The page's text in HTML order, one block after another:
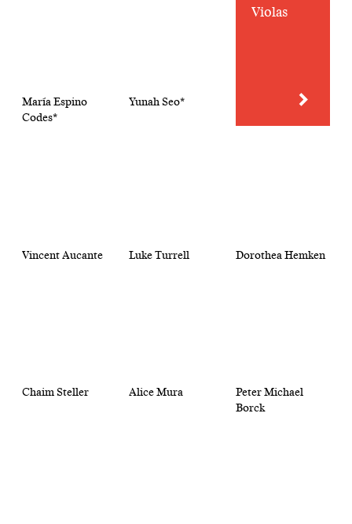
María Espino
Codes*
Yunah Seo*
Violas
Vincent Aucante Luke Turrell Dorothea Hemken
Chaim Steller Alice Mura
Peter Michael
Borck